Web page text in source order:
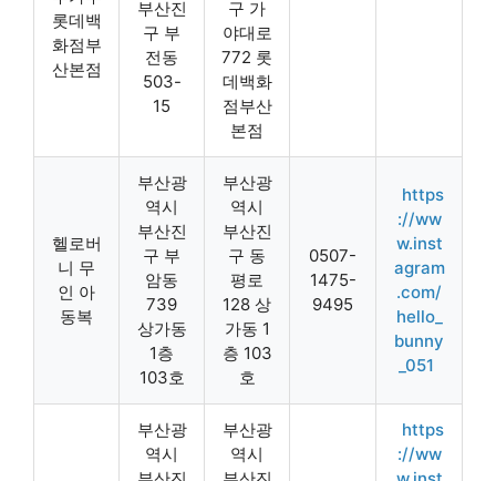
롯데백
화점부
산본점
부산진
구 부
전동
503-
15
구 가
야대로
772 롯
데백화
점부산
본점
헬로버
니 무
인 아
동복
부산광
역시
부산진
구 부
암동
739
상가동
1층
103호
부산광
역시
부산진
구 동
평로
128 상
가동 1
층 103
호
0507-
1475-
9495
https
://ww
w.inst
agram
.com/
hello_
bunny
_051
부산광
역시
부산광
역시
https
://ww